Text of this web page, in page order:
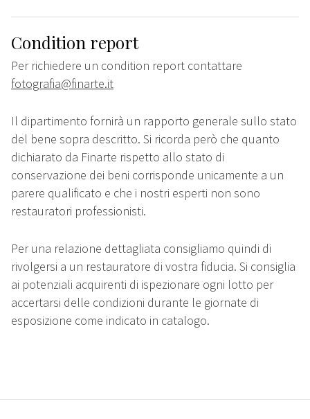
Condition report
Per richiedere un condition report contattare
fotografia@finarte.it
Il dipartimento fornirà un rapporto generale sullo stato
del bene sopra descritto. Si ricorda però che quanto
dichiarato da Finarte rispetto allo stato di
conservazione dei beni corrisponde unicamente a un
parere qualificato e che i nostri esperti non sono
restauratori professionisti.
Per una relazione dettagliata consigliamo quindi di
rivolgersi a un restauratore di vostra fiducia. Si consiglia
ai potenziali acquirenti di ispezionare ogni lotto per
accertarsi delle condizioni durante le giornate di
esposizione come indicato in catalogo.